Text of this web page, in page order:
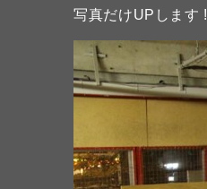
写真だけUPします !